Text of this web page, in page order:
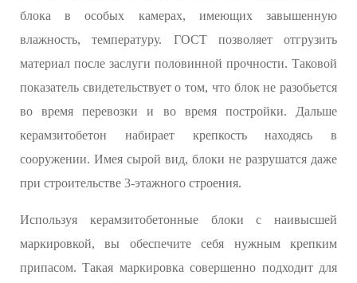
блока в особых камерах, имеющих завышенную
влажность, температуру. ГОСТ позволяет отгрузить
материал после заслуги половинной прочности. Таковой
показатель свидетельствует о том, что блок не разобьется
во время перевозки и во время постройки. Дальше
керамзитобетон набирает крепкость находясь в
сооружении. Имея сырой вид, блоки не разрушатся даже
при строительстве 3-этажного строения.
Используя керамзитобетонные блоки с наивысшей
маркировкой, вы обеспечите себя нужным крепким
припасом. Такая маркировка совершенно подходит для